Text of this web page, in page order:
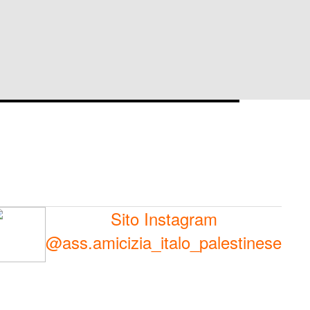
Sito Instagram
@ass.amicizia_italo_palestinese